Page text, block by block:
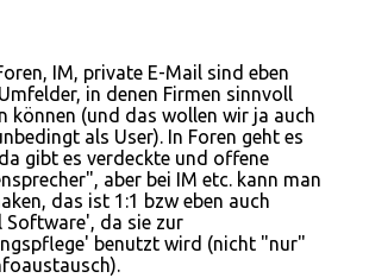
IM, private E-Mail sind eben
in denen Firmen sinnvoll
können (und das wollen wir ja auch
als User). In Foren geht es
gibt es verdeckte und offene
aber bei IM etc. kann man
das ist 1:1 bzw eben auch
Software', da sie zur
benutzt wird (nicht "nur"